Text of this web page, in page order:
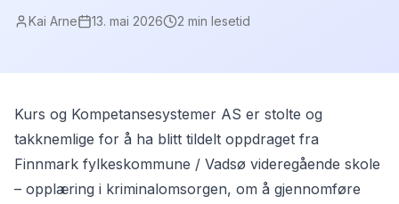
Kai Arne 13. mai 2026 2 min lesetid
Kurs og Kompetansesystemer AS er stolte og
takknemlige for å ha blitt tildelt oppdraget fra
Finnmark fylkeskommune / Vadsø videregående skole
– opplæring i kriminalomsorgen, om å gjennomføre